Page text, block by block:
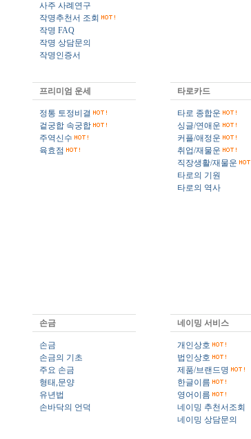
사주 사례연구
작명추천서 조회
작명 FAQ
작명 상담문의
작명인증서
프리미엄 운세
정통 토정비결
겉궁합 속궁합
주역신수
육효점
타로카드
타로 종합운
싱글/연애운
커플/애정운
취업/재물운
직장생활/재물운
타로의 기원
타로의 역사
손금
손금
손금의 기초
주요 손금
형태,문양
유년법
손바닥의 언덕
네이밍 서비스
개인상호
법인상호
제품/브랜드명
한글이름
영어이름
네이밍 추천서조회
네이밍 상담문의